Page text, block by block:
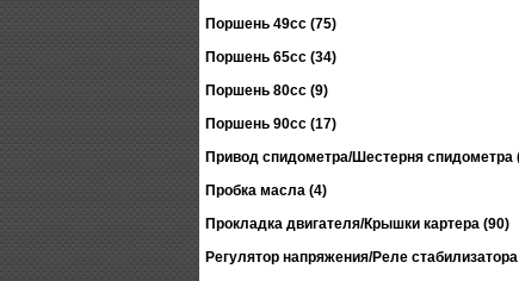
Поршень 49сс (75)
Поршень 65сс (34)
Поршень 80сс (9)
Поршень 90сс (17)
Привод спидометра/Шестерня спидометра
Пробка масла (4)
Прокладка двигателя/Крышки картера (90)
Регулятор напряжения/Реле